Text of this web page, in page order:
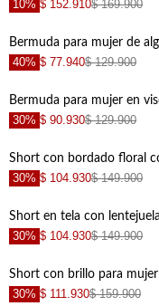
10% $ 152.910$ 169.900
40% $ 77.940$ 129.900
30% $ 90.930$ 129.900
30% $ 104.930$ 149.900
30% $ 104.930$ 149.900
Short con brillo para mujer
30% $ 111.930$ 159.900